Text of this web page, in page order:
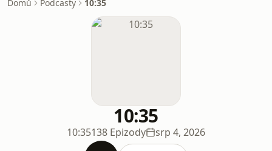
Domů Podcasty 10:35
10:35
10:35138 Epizody srp 4, 2026